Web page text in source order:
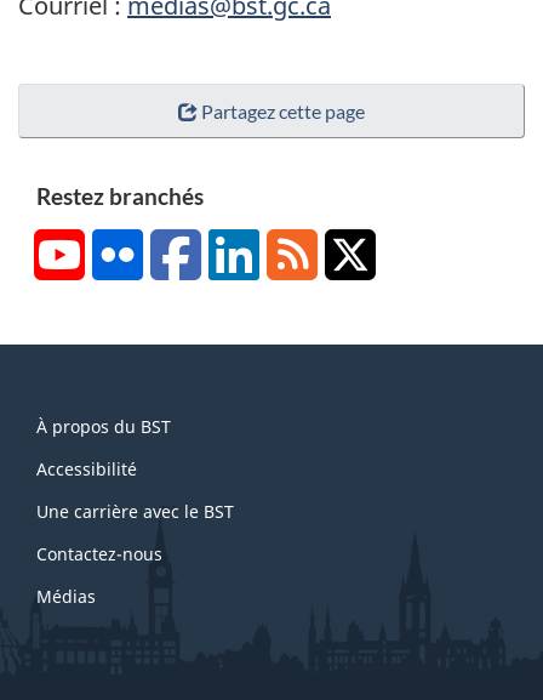
Partagez cette page
Restez branchés
YouTubeFlickr FacebookLinkedInRSS
this
site
À propos du BST
Accessibilité
Une carrière avec le BST
Contactez-nous
Médias